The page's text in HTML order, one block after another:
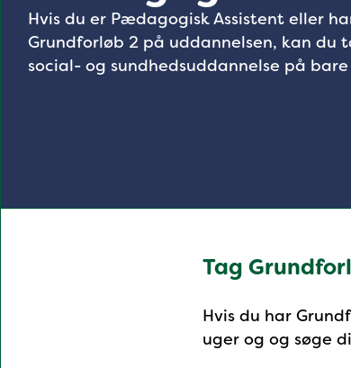
Hvis du er Pædagogisk Assistent eller
Grundforløb 2 på uddannelsen, kan du
social- og sundhedsuddannelse på
Tag
Hvis du har
uger og og søge